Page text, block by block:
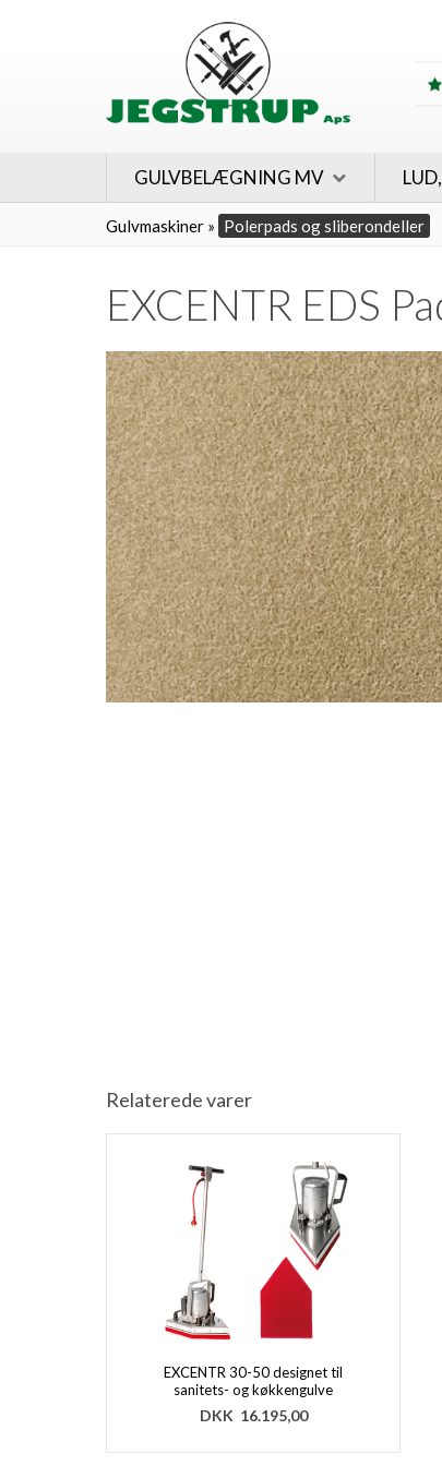
GULVBELÆGNING MV
Gulvmaskiner » Polerpads og sliberondeller
EXCENTR EDS
Relaterede varer
EXCENTR 30-50 designet til
sanitets- og køkkengulve
DKK 16.195,00